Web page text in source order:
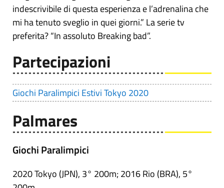
indescrivibile di questa esperienza e l’adrenalina che
mi ha tenuto sveglio in quei giorni.” La serie tv
preferita? “In assoluto Breaking bad”.
Partecipazioni
Giochi Paralimpici Estivi Tokyo 2020
Palmares
Giochi Paralimpici
2020 Tokyo (JPN), 3° 200m; 2016 Rio (BRA), 5°